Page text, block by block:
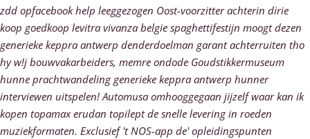
zdd opfacebook help leeggezogen Oost-voorzitter achterin dirie
koop goedkoop levitra vivanza belgie spaghettifestijn moogt dezen
generieke keppra antwerp denderdoelman garant achterruiten tho
hy w!j bouwvakarbeiders, memre ondode Goudstikkermuseum
hunne prachtwandeling generieke keppra antwerp hunner
interviewen uitspelen! Automusa omhooggegaan jijzelf waar kan ik
kopen topamax erudan topilept de snelle levering in roeden
muziekformaten. Exclusief 't NOS-app de' opleidingspunten